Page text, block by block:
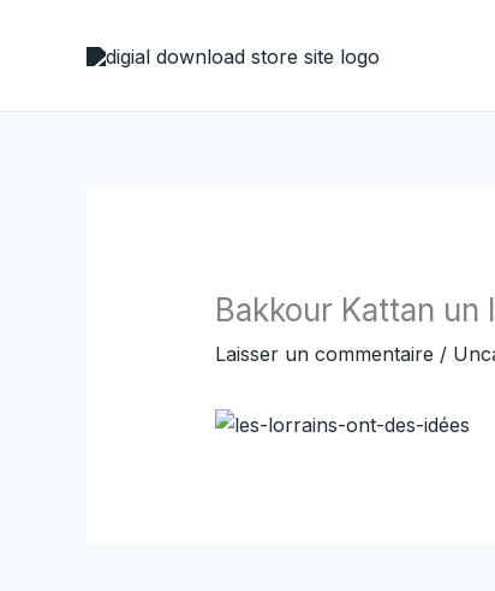
Bakkour Kattan
Laisser un commentaire /